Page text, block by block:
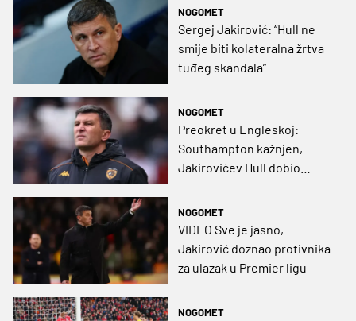
NOGOMET
Sergej Jakirović: “Hull ne
smije biti kolateralna žrtva
tuđeg skandala”
NOGOMET
Preokret u Engleskoj:
Southampton kažnjen,
Jakirovićev Hull dobio
finalu!
NOGOMET
VIDEO Sve je jasno,
Jakirović doznao protivnika
za ulazak u Premier ligu
NOGOMET